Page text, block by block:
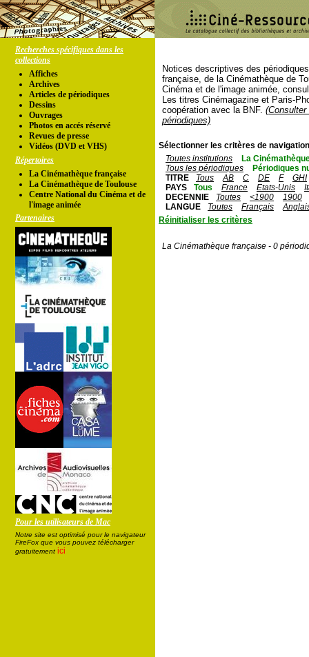
Recherches spécifiques dans les
collections
Affiches
Archives
Articles de périodiques
Dessins
Ouvrages
Photos en accés réservé
Revues de presse
Vidéos (DVD et VHS)
Répertoires
La Cinémathèque française
La Cinémathèque de Toulouse
Centre National du Cinéma et de
l'image animée
Partenaires
Pour les utilisateurs de Mac
Notre site est optimisé pour le navigateur
FireFox que vous pouvez télécharger
gratuitement ici
Notices descriptives des
française, de la Cinémathèque de
Cinéma et de l'image animée,
Les titres Cinémagazine et Paris-
coopération avec la BNF.
périodiques)
Sélectionner les critères de
Toutes institutions
La
Tous les périodiques
Périodiques
TITRE
Tous AB C DE F
GHI
PAYS
Tous France Etats-Unis
DECENNIE
Toutes <1900
1900
LANGUE
Toutes Français
Réinitialiser les critères
La Cinémathèque française - 0